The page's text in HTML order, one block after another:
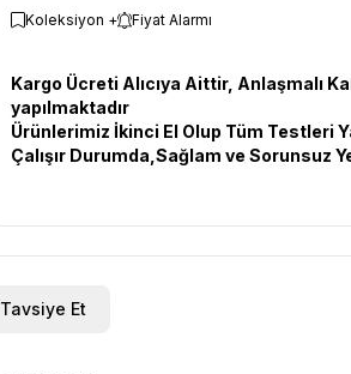
Koleksiyon + Fiyat Alarmı
Kargo Ücreti Alıcıya Aittir, Anlaşmalı
yapılmaktadır
Ürünlerimiz İkinci El Olup Tüm Testleri
Çalışır Durumda,Sağlam ve Sorunsuz
Tavsiye Et